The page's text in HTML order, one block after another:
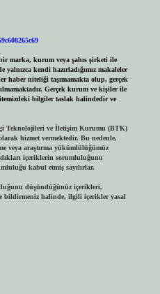
marka, kurum veya şahıs şirketi ile
kendi hazırladığımız makaleler
haber niteliği taşımamakta olup, gerçek
Gerçek kurum ve kişiler ile
bilgiler taslak halindedir ve
Teknolojileri ve İletişim Kurumu (BTK)
hizmet vermektedir. Bu nedenle,
veya araştırma yükümlülüğümüz
içeriklerin sorumluluğunu
kabul etmiş sayılırlar.
düşündüğünüz içerikleri,
bildirmeniz halinde, ilgili içerikler yasal